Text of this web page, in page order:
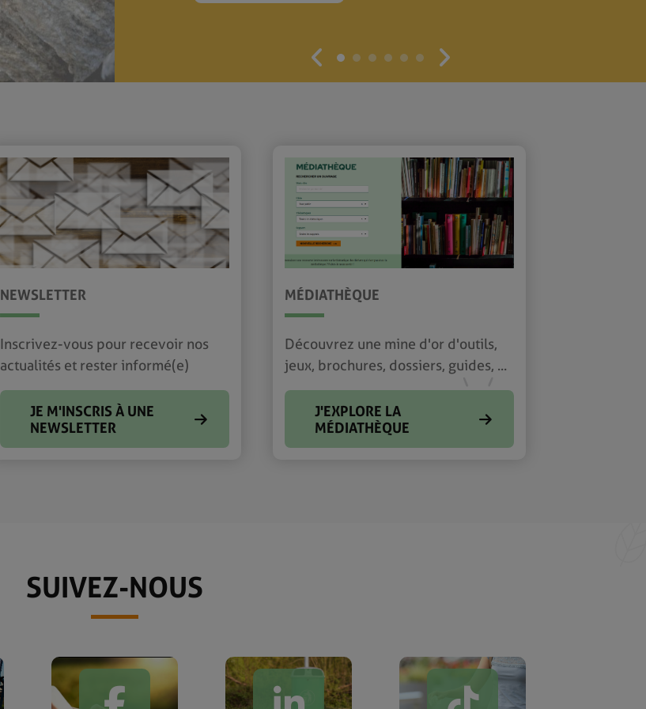
NEWSLETTER
Inscrivez-vous pour recevoir nos
actualités et rester informé(e)
JE M'INSCRIS À UNE
NEWSLETTER
MÉDIATHÈQUE
Découvrez une mine d'or d'outils,
jeux, brochures, dossiers, guides, ...
J'EXPLORE LA
MÉDIATHÈQUE
SUIVEZ-NOUS